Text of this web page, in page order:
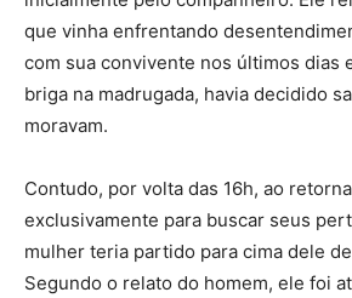
que vinha enfrentando
com sua convivente nos últimos dias
briga na madrugada, havia decidido
moravam.
Contudo, por volta das 16h, ao
exclusivamente para buscar seus
mulher teria partido para cima dele
Segundo o relato do homem, ele foi